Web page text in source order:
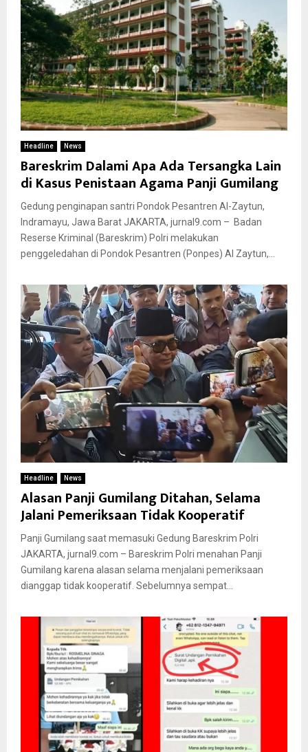
Headline News
Bareskrim Dalami Apa Ada Tersangka Lain
di Kasus Penistaan Agama Panji Gumilang
Gedung penginapan santri Pondok Pesantren Al-Zaytun,
Indramayu, Jawa Barat JAKARTA, jurnal9.com – Badan
Reserse Kriminal (Bareskrim) Polri melakukan
penggeledahan di Pondok Pesantren (Ponpes) Al Zaytun,...
Headline News
Alasan Panji Gumilang Ditahan, Selama
Jalani Pemeriksaan Tidak Kooperatif
Panji Gumilang saat memasuki Gedung Bareskrim Polri
JAKARTA, jurnal9.com – Bareskrim Polri menahan Panji
Gumilang karena alasan selama menjalani pemeriksaan
dianggap tidak kooperatif. Sebelumnya sempat...